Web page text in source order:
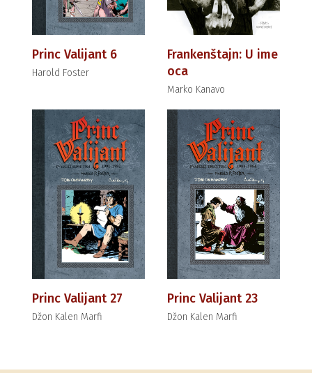
Princ Valijant 6
Harold Foster
Frankenštajn: U ime
oca
Marko Kanavo
Princ Valijant 27
Džon Kalen Marfi
Princ Valijant 23
Džon Kalen Marfi